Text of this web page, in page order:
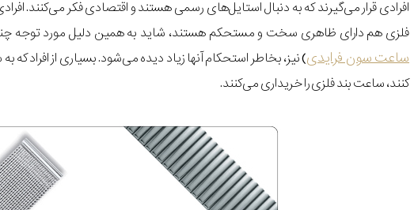
افرادی قرار می‌گیرند که به دنبال استایل‌های رسمی هستند و اقتصادی فکر می‌کنند.
فلزی هم دارای ظاهری سخت و مستحکم هستند، شاید به همین دلیل مورد توجه
ساعت سون فرایدی) نیز، بخاطر استحکام آنها زیاد دیده می‌شود. بسیاری از
کنند، ساعت بند فلزی را خریداری می‌کنند.